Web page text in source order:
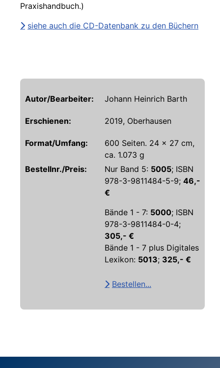
Praxishandbuch.)
siehe auch die CD-Datenbank zu den Büchern
Autor/Bearbeiter: Johann Heinrich Barth
Erschienen: 2019, Oberhausen
Format/Umfang:
600 Seiten. 24 x 27 cm,
ca. 1.073 g
Bestellnr./Preis:
Nur Band 5: 5005; ISBN
978-3-9811484-5-9; 46,-
€
Bände 1 - 7: 5000; ISBN
978-3-9811484-0-4;
305,- €
Bände 1 - 7 plus Digitales
Lexikon: 5013; 325,- €
Bestellen...